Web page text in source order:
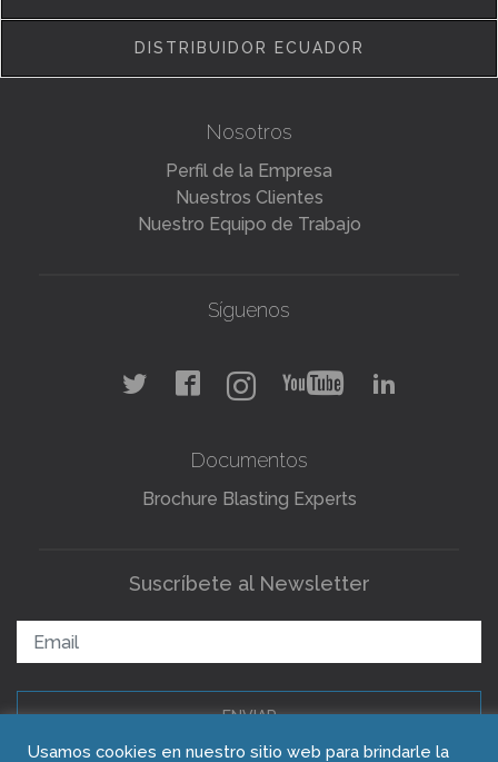
DISTRIBUIDOR ECUADOR
Nosotros
Perfil de la Empresa
Nuestros Clientes
Nuestro Equipo de Trabajo
Síguenos
Documentos
Brochure Blasting Experts
Suscríbete al Newsletter
ENVIAR
Usamos cookies en nuestro sitio web para brindarle la